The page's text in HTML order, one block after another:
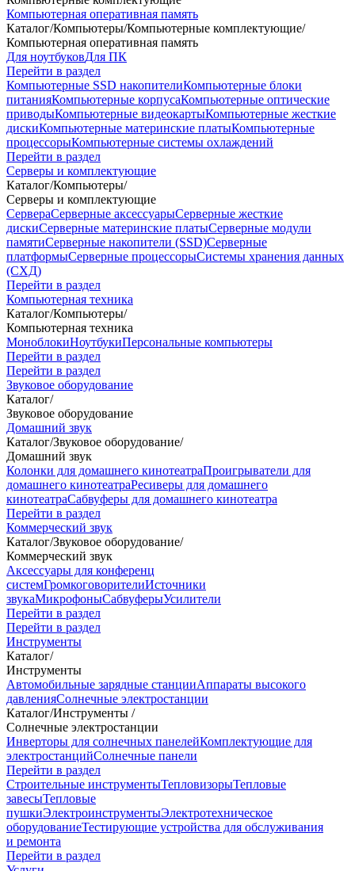
Компьютерная оперативная память
Каталог/Компьютеры/Компьютерные комплектующие/
Компьютерная оперативная память
Для ноутбуковДля ПК
Перейти в раздел
Компьютерные SSD накопителиКомпьютерные блоки
питанияКомпьютерные корпусаКомпьютерные оптические
приводыКомпьютерные видеокартыКомпьютерные жесткие
дискиКомпьютерные материнские платыКомпьютерные
процессорыКомпьютерные системы охлаждений
Перейти в раздел
Серверы и комплектующие
Каталог/Компьютеры/
Серверы и комплектующие
СервераСерверные аксессуарыСерверные жесткие
дискиСерверные материнские платыСерверные модули
памятиСерверные накопители (SSD)Серверные
платформыСерверные процессорыСистемы хранения данных
(СХД)
Перейти в раздел
Компьютерная техника
Каталог/Компьютеры/
Компьютерная техника
МоноблокиНоутбукиПерсональные компьютеры
Перейти в раздел
Перейти в раздел
Звуковое оборудование
Каталог/
Звуковое оборудование
Домашний звук
Каталог/Звуковое оборудование/
Домашний звук
Колонки для домашнего кинотеатраПроигрыватели для
домашнего кинотеатраРесиверы для домашнего
кинотеатраСабвуферы для домашнего кинотеатра
Перейти в раздел
Коммерческий звук
Каталог/Звуковое оборудование/
Коммерческий звук
Аксессуары для конференц
системГромкоговорителиИсточники
звукаМикрофоныСабвуферыУсилители
Перейти в раздел
Перейти в раздел
Инструменты
Каталог/
Инструменты
Автомобильные зарядные станцииАппараты высокого
давленияСолнечные электростанции
Каталог/Инструменты /
Солнечные электростанции
Инверторы для солнечных панелейКомплектующие для
электростанцийСолнечные панели
Перейти в раздел
Строительные инструментыТепловизорыТепловые
завесыТепловые
пушкиЭлектроинструментыЭлектротехническое
оборудованиеТестирующие устройства для обслуживания
и ремонта
Перейти в раздел